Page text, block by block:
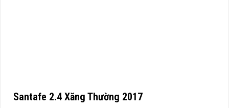
Santafe 2.4 Xăng Thường 2017